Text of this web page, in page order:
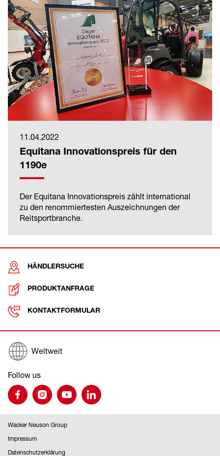
11.04.2022
Equitana Innovationspreis für den
1190e
Der Equitana Innovationspreis zählt international
zu den renommiertesten Auszeichnungen der
Reitsportbranche.
HÄNDLERSUCHE
PRODUKTANFRAGE
KONTAKTFORMULAR
Weltweit
Follow us
Wacker Neuson Group
Impressum
Datenschutzerklärung